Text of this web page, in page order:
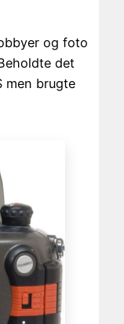
og foto
det
men brugte